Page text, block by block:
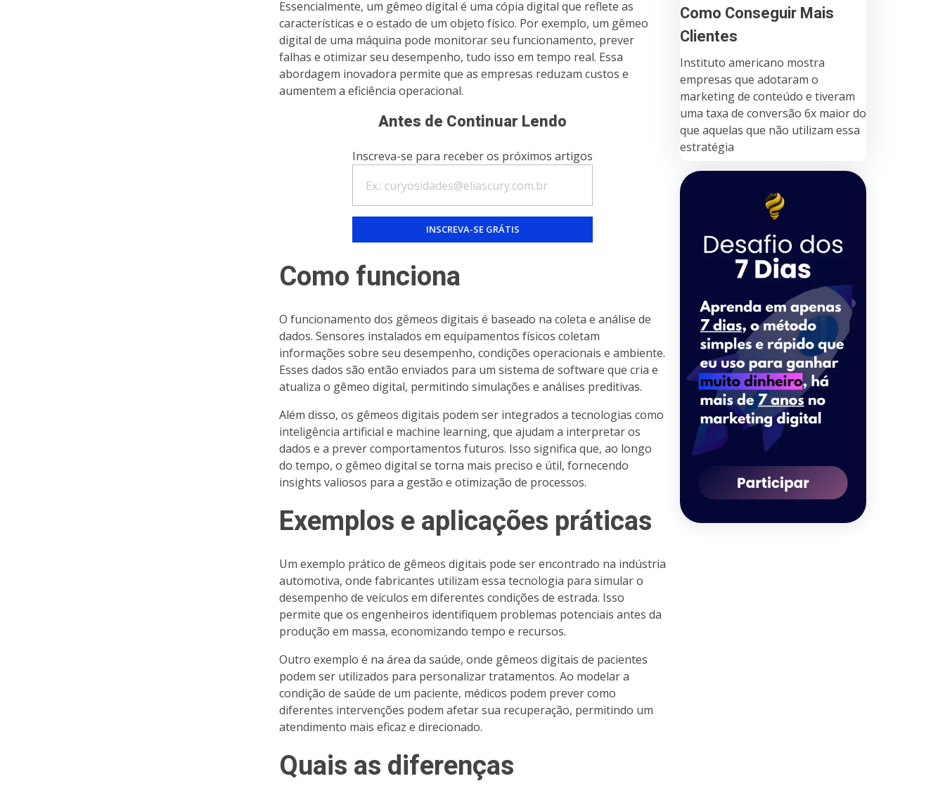
Essencialmente, um gêmeo digital é uma cópia digital que reflete as
características e o estado de um objeto físico. Por exemplo, um gêmeo
digital de uma máquina pode monitorar seu funcionamento, prever
falhas e otimizar seu desempenho, tudo isso em tempo real. Essa
abordagem inovadora permite que as empresas reduzam custos e
aumentem a eficiência operacional.
Antes de Continuar Lendo
Inscreva-se para receber os próximos artigos
Como funciona
O funcionamento dos gêmeos digitais é baseado na coleta e análise de
dados. Sensores instalados em equipamentos físicos coletam
informações sobre seu desempenho, condições operacionais e ambiente.
Esses dados são então enviados para um sistema de software que cria e
atualiza o gêmeo digital, permitindo simulações e análises preditivas.
Além disso, os gêmeos digitais podem ser integrados a tecnologias como
inteligência artificial e machine learning, que ajudam a interpretar os
dados e a prever comportamentos futuros. Isso significa que, ao longo
do tempo, o gêmeo digital se torna mais preciso e útil, fornecendo
insights valiosos para a gestão e otimização de processos.
Exemplos e aplicações práticas
Um exemplo prático de gêmeos digitais pode ser encontrado na indústria
automotiva, onde fabricantes utilizam essa tecnologia para simular o
desempenho de veículos em diferentes condições de estrada. Isso
permite que os engenheiros identifiquem problemas potenciais antes da
produção em massa, economizando tempo e recursos.
Outro exemplo é na área da saúde, onde gêmeos digitais de pacientes
podem ser utilizados para personalizar tratamentos. Ao modelar a
condição de saúde de um paciente, médicos podem prever como
diferentes intervenções podem afetar sua recuperação, permitindo um
atendimento mais eficaz e direcionado.
Quais as diferenças
Como Conseguir Mais
Clientes
Instituto americano mostra
empresas que adotaram o
marketing de conteúdo e tiveram
uma taxa de conversão 6x maior do
que aquelas que não utilizam essa
estratégia